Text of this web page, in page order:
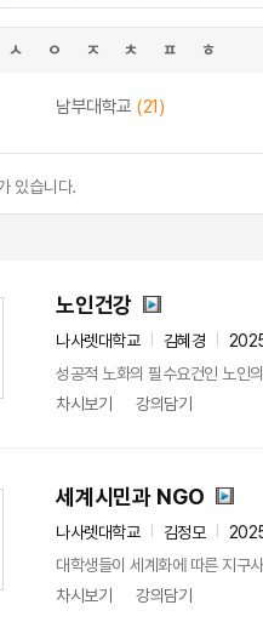
ㅅ ㅇ ㅈ ㅊ ㅍ ㅎ
남부대학교 (21)
있습니다.
노인건강
나사렛대학교 김혜경
성공적 노화의 필수요건인 노인
차시보기
강의담기
세계시민과 NGO
나사렛대학교 김정모
대학생들이 세계화에 따른 지구
차시보기
강의담기